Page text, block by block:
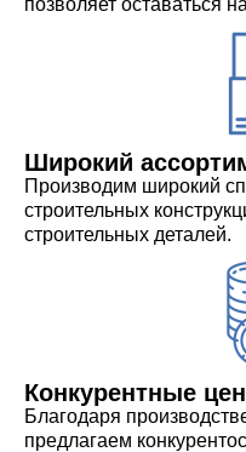
позволяет оставаться
Широкий
Производим широкий
строительных
строительных деталей.
Конкурентные
Благодаря
предлагаем